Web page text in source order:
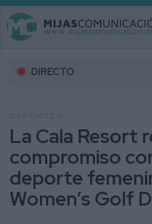
DIRECTO
La Cala Resort
compromiso
deporte
Women’s Golf